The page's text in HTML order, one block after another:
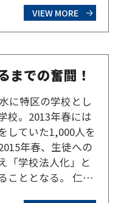
を許可され、興味
るのは、理事長か
VIEW MORE
までの奮闘！
に特区の学校とし
校。2013年春には
していた1,000人を
年春、生徒への
「学校法人化」と
こととなる。 仁木